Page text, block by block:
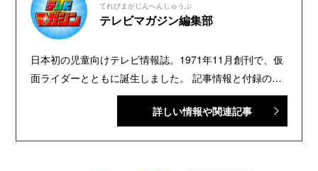
てれびまがじんへんしゅうぶ
テレビマガジン編集部
日本初の児童向けテレビ情報誌。1971年11月創刊で、仮
面ライダーとともに誕生しました。 記事情報と付録の詳
細は、YouTubeの『テレビマガジン 公式動画チャンネ
ル』で配信中。講談社発行の幼年・児童・少年・少女向
詳しい情報や関連記事